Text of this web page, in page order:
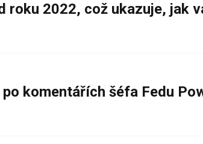
roku 2022, což ukazuje, jak
komentářích šéfa Fedu